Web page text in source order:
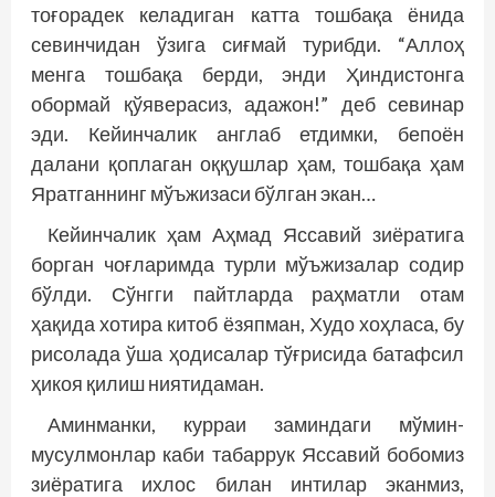
тоғорадек келадиган катта тошбақа ёнида
севинчидан ўзига сиғмай турибди. “Аллоҳ
менга тошбақа берди, энди Ҳиндистонга
обормай қўяверасиз, адажон!” деб севинар
эди. Кейинчалик англаб етдимки, бепоён
далани қоплаган оққушлар ҳам, тошбақа ҳам
Яратганнинг мўъжизаси бўлган экан…
Кейинчалик ҳам Аҳмад Яссавий зиёратига
борган чоғларимда турли мўъжизалар содир
бўлди. Сўнгги пайтларда раҳматли отам
ҳақида хотира китоб ёзяпман, Худо хоҳласа, бу
рисолада ўша ҳодисалар тўғрисида батафсил
ҳикоя қилиш ниятидаман.
Аминманки, курраи заминдаги мўмин-
мусулмонлар каби табаррук Яссавий бобомиз
зиёратига ихлос билан интилар эканмиз,